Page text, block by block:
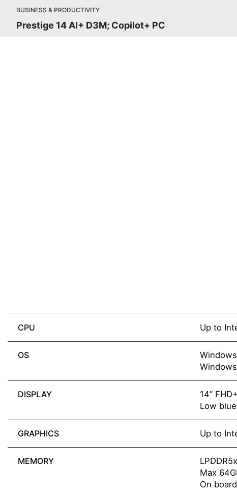
BUSINESS & PRODUCTIVITY
Prestige 14 AI+ D3M; Copilot+ PC
CPU Up to
OS
DISPLAY
14”
Low
GRAPHICS Up to
MEMORY
LPDDR5x
Max
On board